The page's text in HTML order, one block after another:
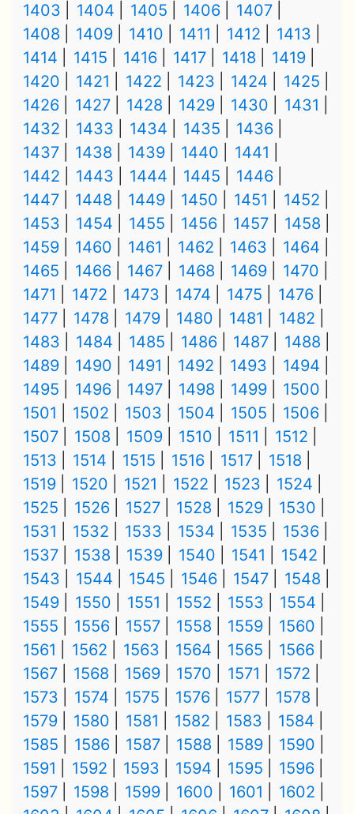
1403
1404 1405 1406
1407
1408
1409 1410 1411 1412
1413
1414
1415 1416 1417 1418
1419
1420
1421 1422 1423 1424
1425
1426
1427 1428 1429 1430
1431
1432
1433 1434 1435
1436
1437
1438 1439 1440
1441
1442
1443 1444 1445
1446
1447
1448 1449 1450 1451
1452
1453
1454 1455 1456 1457
1458
1459
1460 1461 1462 1463
1464
1465
1466 1467 1468 1469
1470
1471
1472 1473 1474 1475
1476
1477
1478 1479 1480 1481
1482
1483
1484 1485 1486 1487
1488
1489
1490 1491 1492 1493
1494
1495
1496 1497 1498 1499
1500
1501
1502 1503 1504 1505
1506
1507
1508 1509 1510 1511
1512
1513
1514 1515 1516 1517
1518
1519
1520 1521 1522 1523
1524
1525
1526 1527 1528 1529
1530
1531
1532 1533 1534 1535
1536
1537
1538 1539 1540 1541
1542
1543
1544 1545 1546 1547
1548
1549
1550 1551 1552 1553
1554
1555
1556 1557 1558 1559
1560
1561
1562 1563 1564 1565
1566
1567
1568 1569 1570 1571
1572
1573
1574 1575 1576 1577
1578
1579
1580 1581 1582 1583
1584
1585
1586 1587 1588 1589
1590
1591
1592 1593 1594 1595
1596
1597
1598 1599 1600 1601
1602